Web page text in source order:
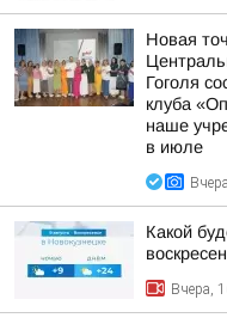
Новая
Гоголя
клуба
наше
в июле
Какой
Вчера,